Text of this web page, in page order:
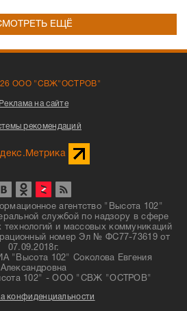
ЕЩЁ
ООО "СВЖ"ОСТРОВ"
Реклама на сайте
рекомендаций
агентство "Высота 102"
службой по надзору в сфере
и массовых коммуникаций
номер Эл № ФС77-73619 от
07.09.2018г.
"Высота 102" Соколова Евгения
Александровна
102" - ООО "СВЖ "ОСТРОВ"
конфиденциальности